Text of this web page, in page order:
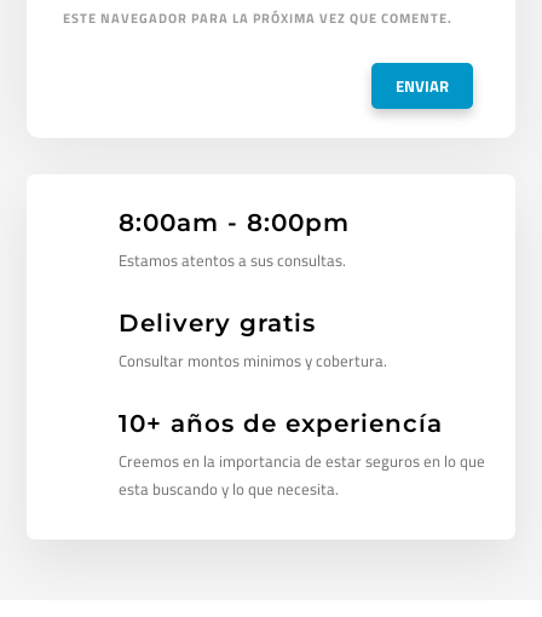
ESTE NAVEGADOR PARA LA PRÓXIMA VEZ QUE COMENTE.
8:00am - 8:00pm
Estamos atentos a sus consultas.
Delivery gratis
Consultar montos minimos y cobertura.
10+ años de experiencía
Creemos en la importancia de estar seguros en lo que
esta buscando y lo que necesita.